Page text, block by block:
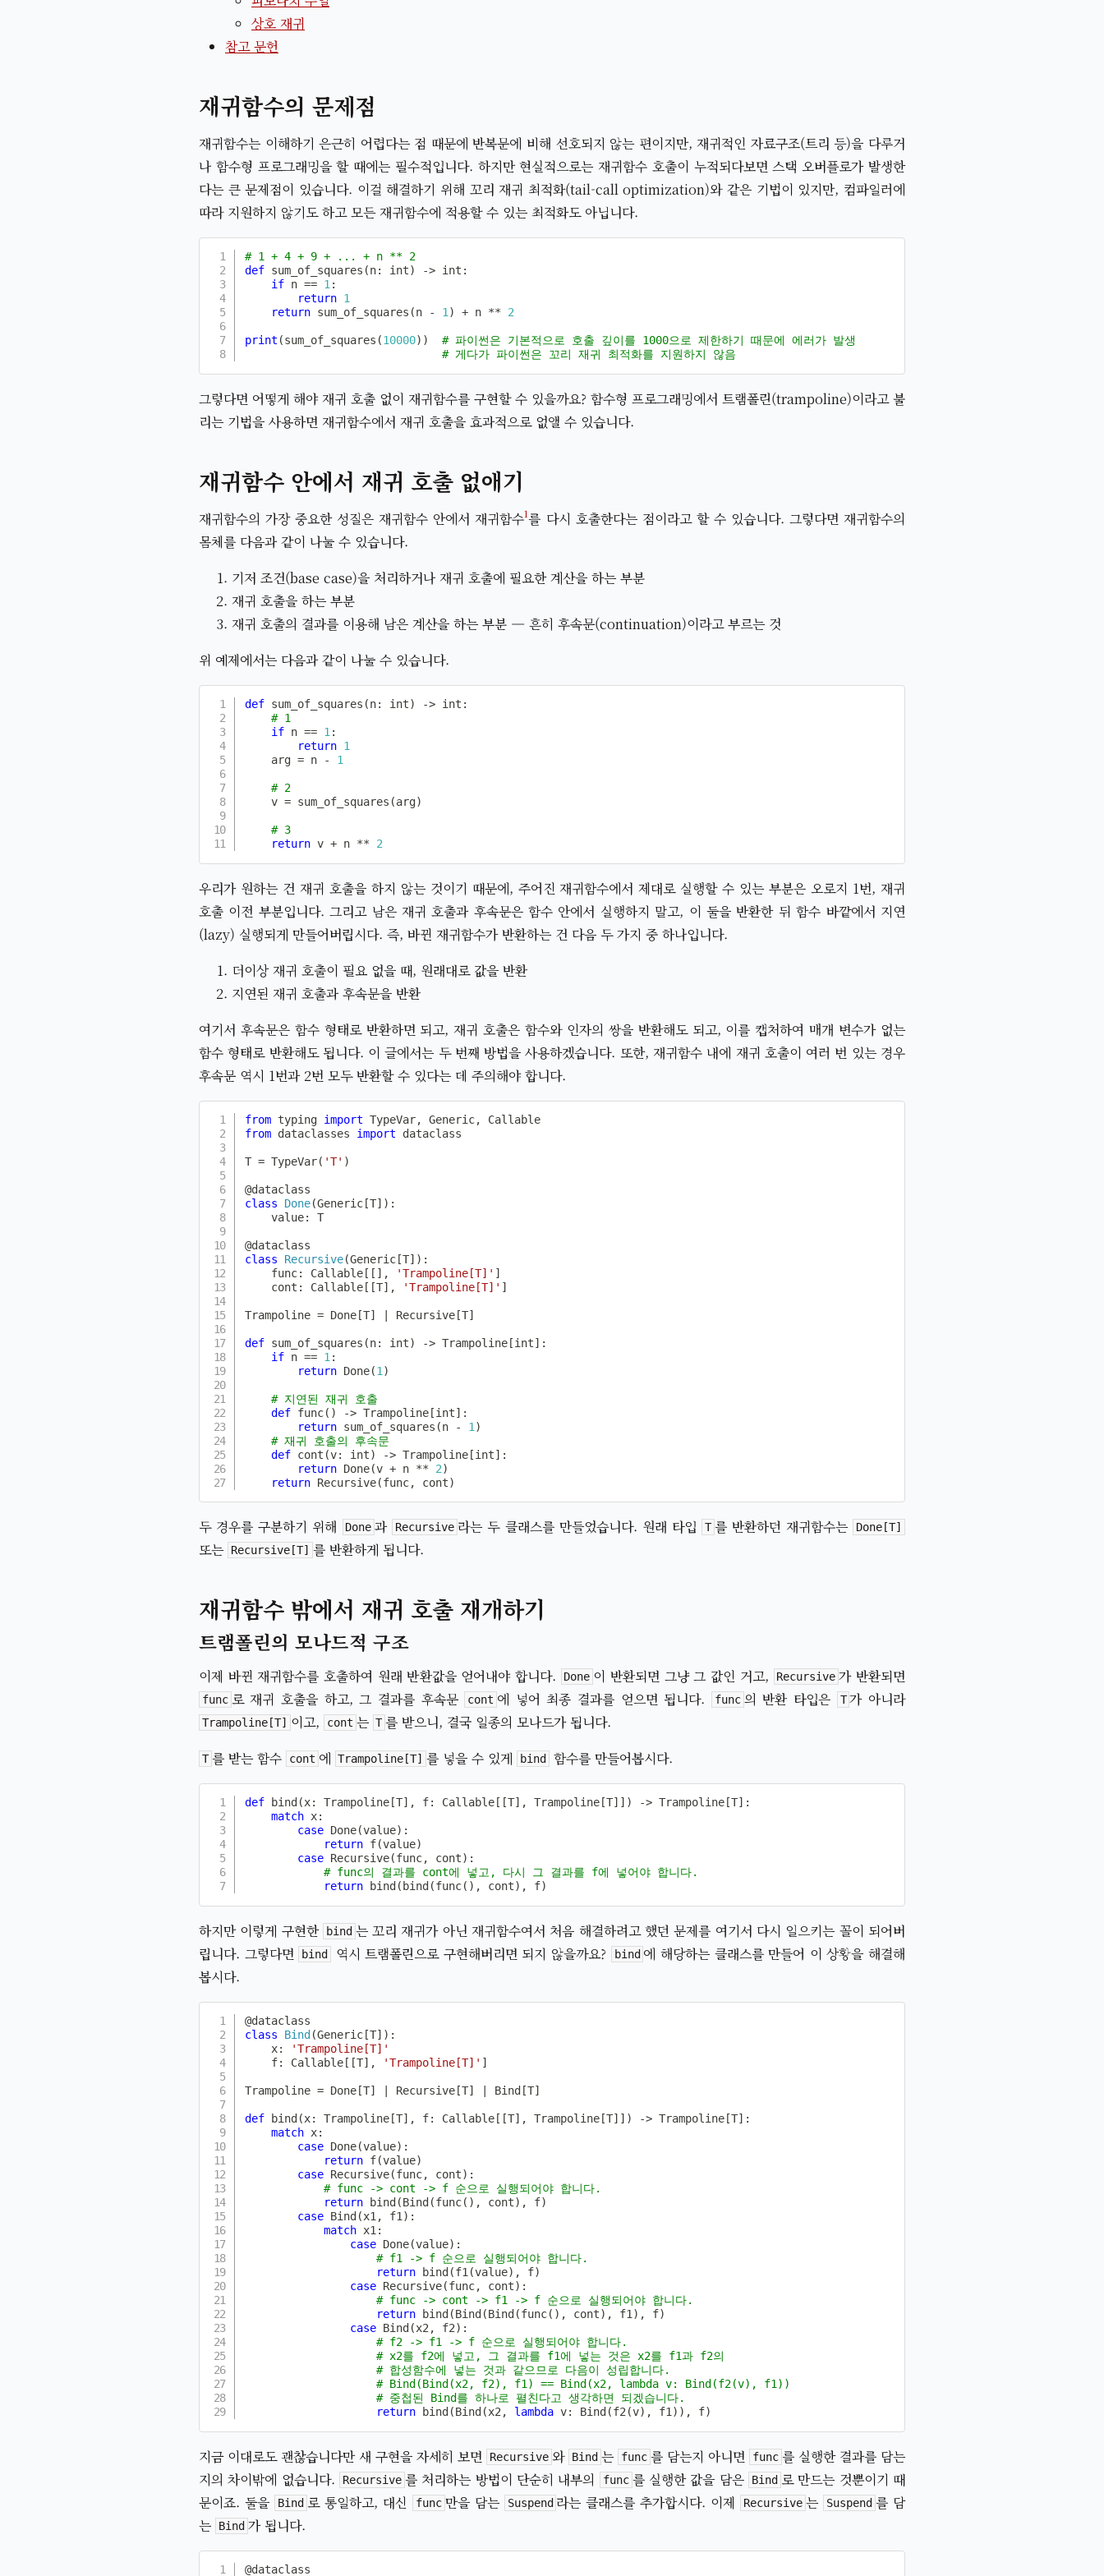
상호 재귀
참고 문헌
재귀함수의 문제점
재귀함수는 이해하기 은근히 어렵다는 점 때문에 반복문에 비해 선호되지 않는 편이지만, 재귀적인 자료구조(트리 등)을 다루거
나 함수형 프로그래밍을 할 때에는 필수적입니다. 하지만 현실적으로는 재귀함수 호출이 누적되다보면 스택 오버플로가 발생한
다는 큰 문제점이 있습니다. 이걸 해결하기 위해 꼬리 재귀 최적화(tail-call optimization)와 같은 기법이 있지만, 컴파일러에
따라 지원하지 않기도 하고 모든 재귀함수에 적용할 수 있는 최적화도 아닙니다.
# 1 + 4 + 9 + ... + n ** 2
def sum_of_squares (n: int) -> int :
if n == 1:
return 1
return sum_of_squares (n - 1) + n ** 2
print (sum_of_squares (10000) )
# 파이썬은 기본적으로 호출 깊이를 1000으로 제한하기 때문에 에러가 발생
# 게다가 파이썬은 꼬리 재귀 최적화를 지원하지 않음
그렇다면 어떻게 해야 재귀 호출 없이 재귀함수를 구현할 수 있을까요? 함수형 프로그래밍에서 트램폴린(trampoline)이라고 불
리는 기법을 사용하면 재귀함수에서 재귀 호출을 효과적으로 없앨 수 있습니다.
재귀함수 안에서 재귀 호출 없애기
재귀함수의 가장 중요한 성질은 재귀함수 안에서 재귀함수 를 다시 호출한다는 점이라고 할 수 있습니다. 그렇다면 재귀함수의
몸체를 다음과 같이 나눌 수 있습니다.
기저 조건(base case)을 처리하거나 재귀 호출에 필요한 계산을 하는 부분
재귀 호출을 하는 부분
재귀 호출의 결과를 이용해 남은 계산을 하는 부분 — 흔히 후속문(continuation)이라고 부르는 것
위 예제에서는 다음과 같이 나눌 수 있습니다.
def sum_of_squares (n: int) -> int :
# 1
if n == 1 :
return 1
    arg
= n - 1
# 2
    v
= sum_of_squares (arg)
# 3
return v + n ** 2
우리가 원하는 건 재귀 호출을 하지 않는 것이기 때문에, 주어진 재귀함수에서 제대로 실행할 수 있는 부분은 오로지 1번, 재귀
호출 이전 부분입니다. 그리고 남은 재귀 호출과 후속문은 함수 안에서 실행하지 말고, 이 둘을 반환한 뒤 함수 바깥에서 지연
(lazy) 실행되게 만들어버립시다. 즉, 바뀐 재귀함수가 반환하는 건 다음 두 가지 중 하나입니다.
더이상 재귀 호출이 필요 없을 때, 원래대로 값을 반환
지연된 재귀 호출과 후속문을 반환
여기서 후속문은 함수 형태로 반환하면 되고, 재귀 호출은 함수와 인자의 쌍을 반환해도 되고, 이를 캡처하여 매개 변수가 없는
함수 형태로 반환해도 됩니다. 이 글에서는 두 번째 방법을 사용하겠습니다. 또한, 재귀함수 내에 재귀 호출이 여러 번 있는 경우
후속문 역시 1번과 2번 모두 반환할 수 있다는 데 주의해야 합니다.
from typing import TypeVar, Generic,
Callable
from dataclasses import dataclass
T = TypeVar( 'T' )
@dataclass
class
Done(Generic[T] ) :
    value
: T
@dataclass
class
Recursive(Generic[T] ) :
    func
: Callable[ [ ] , 'Trampoline[T]' ]
    cont
: Callable[ [T] , 'Trampoline[T]' ]
Trampoline = Done[T] Recursive[T]
def sum_of_squares (n: int) -> Trampoline[int] :
if n == 1 :
return Done(1 )
# 지연된 재귀 호출
def func( ) -> Trampoline[int] :
return sum_of_squares (n - 1 )
# 재귀 호출의 후속문
def cont (v: int) -> Trampoline[int] :
return Done(v + n ** 2)
return Recursive(func, cont)
두 경우를 구분하기 위해 Done 과 Recursive 라는 두 클래스를 만들었습니다. 원래 타입 T 를 반환하던 재귀함수는 Done[T]
또는 Recursive[T] 를 반환하게 됩니다.
재귀함수 밖에서 재귀 호출 재개하기
트램폴린의 모나드적 구조
이제 바뀐 재귀함수를 호출하여 원래 반환값을 얻어내야 합니다. Done 이 반환되면 그냥 그 값인 거고, Recursive 가 반환되면
func 로 재귀 호출을 하고, 그 결과를 후속문 cont 에 넣어 최종 결과를 얻으면 됩니다. func 의 반환 타입은 T 가 아니라
Trampoline[T] 이고, cont 는 T 를 받으니, 결국 일종의 모나드가 됩니다.
T 를 받는 함수 cont 에 Trampoline[T] 를 넣을 수 있게 bind 함수를 만들어봅시다.
def bind (x: Trampoline[T] , f: Callable[ [T] , Trampoline[T] ] ) -> Trampoline[T] :
match x:
case Done(value) :
return f(value)
case Recursive(func, cont) :
# func의 결과를 cont에 넣고, 다시 그 결과를 f에 넣어야 합니다.
return bind ( bind (func( ) , cont) , f)
하지만 이렇게 구현한 bind 는 꼬리 재귀가 아닌 재귀함수여서 처음 해결하려고 했던 문제를 여기서 다시 일으키는 꼴이 되어버
립니다. 그렇다면
bind 역시 트램폴린으로 구현해버리면 되지 않을까요? bind 에 해당하는 클래스를 만들어 이 상황을 해결해
봅시다.
@dataclass
class
Bind (Generic[T] ) :
    x
:
'Trampoline[T]'
    f
: Callable[ [T] , 'Trampoline[T]' ]
Trampoline = Done[T] Recursive[T] Bind [T]
def bind (x: Trampoline[T] , f: Callable[ [T] , Trampoline[T] ] ) -> Trampoline[T] :
match x:
case Done(value) :
return f(value)
case Recursive(func, cont) :
# func -> cont -> f 순으로 실행되어야 합니다.
return bind (Bind (func( ) , cont) , f)
case Bind (x1, f1) :
match x1:
case Done(value) :
# f1 -> f 순으로 실행되어야 합니다.
return bind (f1(value) , f)
case Recursive(func, cont) :
# func -> cont -> f1 -> f 순으로 실행되어야 합니다.
return bind (Bind (Bind (func( ) , cont) , f1) , f)
case Bind (x2, f2) :
# f2 -> f1 -> f 순으로 실행되어야 합니다.
# x2를 f2에 넣고, 그 결과를 f1에 넣는 것은 x2를 f1과 f2의
# 합성함수에 넣는 것과 같으므로 다음이 성립합니다.
# Bind(Bind(x2, f2), f1) == Bind(x2, lambda v: Bind(f2(v), f1))
# 중첩된 Bind를 하나로 펼친다고 생각하면 되겠습니다.
return bind (Bind (x2, lambda v: Bind (f2(v) , f1) ) , f)
지금 이대로도 괜찮습니다만 새 구현을 자세히 보면 Recursive 와 Bind 는 func 를 담는지 아니면 func 를 실행한 결과를 담는
지의 차이밖에 없습니다.
Recursive 를 처리하는 방법이 단순히 내부의 func 를 실행한 값을 담은 Bind 로 만드는 것뿐이기 때
문이죠. 둘을
Bind 로 통일하고, 대신 func 만을 담는 Suspend 라는 클래스를 추가합시다. 이제 Recursive 는 Suspend 를 담
는
Bind 가 됩니다.
@dataclass